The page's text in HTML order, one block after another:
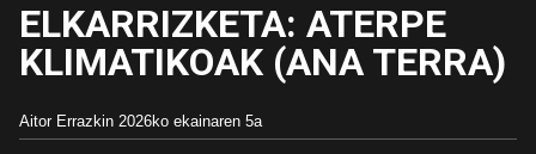
ELKARRIZKETA: ATERPE
KLIMATIKOAK (ANA TERRA)
Aitor Errazkin 2026ko ekainaren 5a